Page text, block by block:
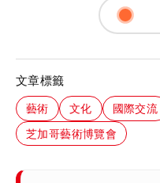
文章標籤
藝術 文化 國際交流
芝加哥藝術博覽會